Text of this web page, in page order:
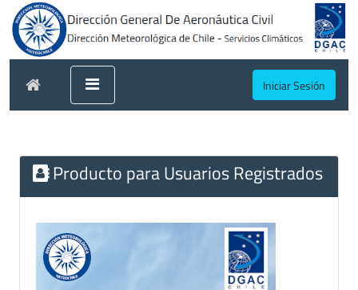
Iniciar Sesión
Producto para Usuarios Registrados